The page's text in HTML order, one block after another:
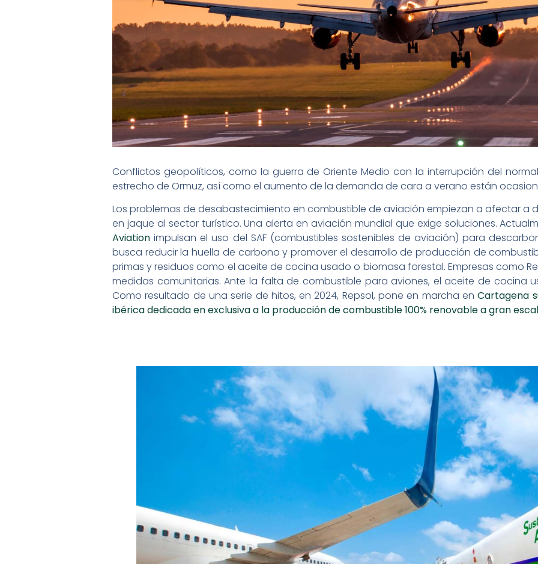
Conflictos geopolíticos, como la guerra de Oriente Medio con la interrupción del
estrecho de Ormuz, así como el aumento de la demanda de cara a verano están
Los problemas de desabastecimiento en combustible de aviación empiezan a afectar a
en jaque al sector turístico. Una alerta en aviación mundial que exige soluciones.
Aviation impulsan el uso del SAF (combustibles sostenibles de aviación) para
busca reducir la huella de carbono y promover el desarrollo de producción de
primas y residuos como el aceite de cocina usado o biomasa forestal. Empresas como
medidas comunitarias. Ante la falta de combustible para aviones, el aceite de cocina
Como resultado de una serie de hitos, en 2024, Repsol, pone en marcha enCartagena
ibérica dedicada en exclusiva a la producción de combustible 100% renovable a gran